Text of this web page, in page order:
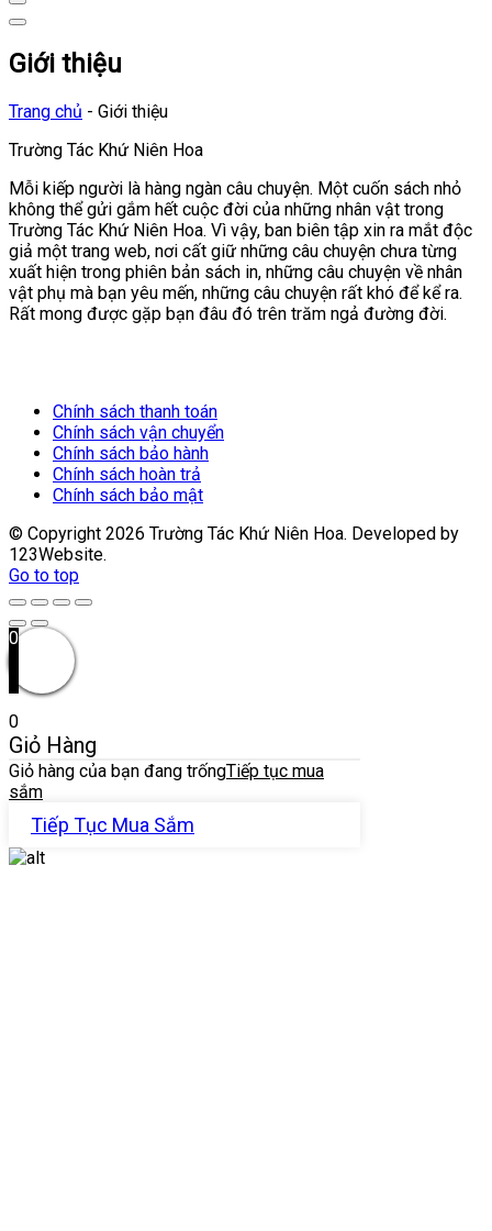
Giới thiệu
Trang chủ - Giới thiệu
Trường Tác Khứ Niên Hoa
Mỗi kiếp người là hàng ngàn câu chuyện. Một cuốn sách nhỏ
không thể gửi gắm hết cuộc đời của những nhân vật trong
Trường Tác Khứ Niên Hoa. Vì vậy, ban biên tập xin ra mắt độc
giả một trang web, nơi cất giữ những câu chuyện chưa từng
xuất hiện trong phiên bản sách in, những câu chuyện về nhân
vật phụ mà bạn yêu mến, những câu chuyện rất khó để kể ra.
Rất mong được gặp bạn đâu đó trên trăm ngả đường đời.
Chính sách thanh toán
Chính sách vận chuyển
Chính sách bảo hành
Chính sách hoàn trả
Chính sách bảo mật
© Copyright 2026 Trường Tác Khứ Niên Hoa. Developed by
123Website.
Go to top
0
0
Giỏ Hàng
Giỏ hàng của bạn đang trốngTiếp tục mua
sắm
Tiếp Tục Mua Sắm